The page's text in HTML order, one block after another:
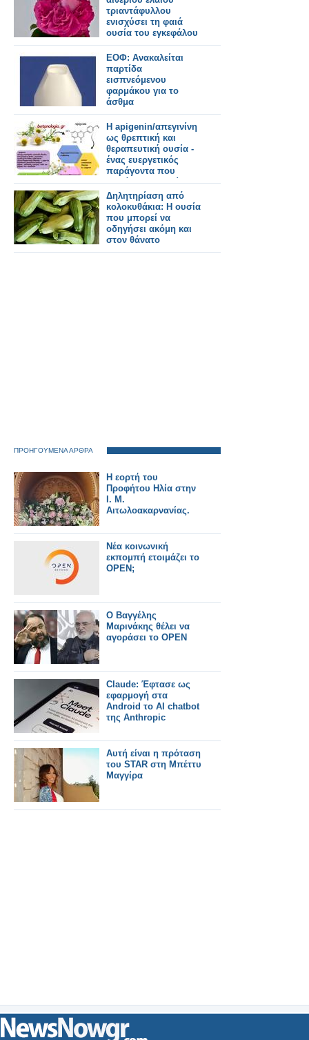
στιγμιαία
ικανοποίηση.
τριαντάφυλλου
ενισχύσει τη φαιά
ουσία του εγκεφάλου
ΕΟΦ: Ανακαλείται
παρτίδα
εισπνεόμενου
φαρμάκου για το
άσθμα
Η apigenin/απεγινίνη
ως θρεπτική και
θεραπευτική ουσία -
ένας ευεργετικός
παράγοντα που
προάγει την υγεία
μας, με πανίσχυρη
αντικαρκινική δράση
Δηλητηρίαση από
κολοκυθάκια: Η ουσία
που μπορεί να
οδηγήσει ακόμη και
στον θάνατο
ΠΡΟΗΓΟΥΜΕΝΑ ΑΡΘΡΑ
Η εορτή του
Προφήτου Ηλία στην
Ι. Μ.
Αιτωλοακαρνανίας.
Νέα κοινωνική
εκπομπή ετοιμάζει το
OPEN;
Ο Βαγγέλης
Μαρινάκης θέλει να
αγοράσει το OPEN
Claude: Έφτασε ως
εφαρμογή στα
Android το ΑΙ chatbot
της Anthropic
Αυτή είναι η πρόταση
του STAR στη Μπέττυ
Μαγγίρα